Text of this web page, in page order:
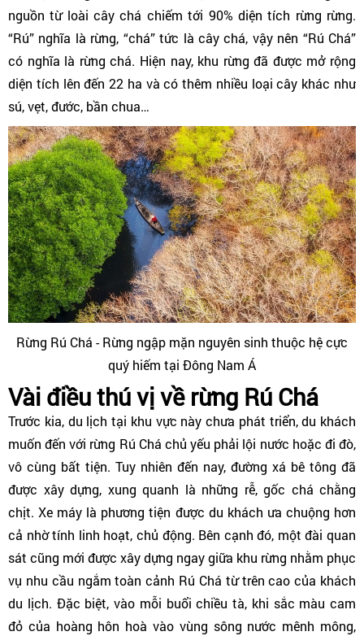
nguồn từ loài cây chá chiếm tới 90% diện tích rừng rừng.
“Rú” nghĩa là rừng, “chá” tức là cây chá, vậy nên “Rú Chá”
có nghĩa là rừng chá. Hiện nay, khu rừng đã được mở rộng
diện tích lên đến 22 ha và có thêm nhiều loại cây khác như
sú, vẹt, đước, bần chua…
Rừng Rú Chá - Rừng ngập mặn nguyên sinh thuộc hệ cực
quý hiếm tại Đông Nam Á
Vài điều thú vị về rừng Rú Chá
Trước kia, du lịch tại khu vực này chưa phát triển, du khách
muốn đến với rừng Rú Chá chủ yếu phải lội nước hoặc đi đò,
vô cùng bất tiện. Tuy nhiên đến nay, đường xá bê tông đã
được xây dựng, xung quanh là những rễ, gốc chá chằng
chịt. Xe máy là phương tiện được du khách ưa chuộng hơn
cả nhờ tính linh hoạt, chủ động. Bên cạnh đó, một đài quan
sát cũng mới được xây dựng ngay giữa khu rừng nhằm phục
vụ nhu cầu ngắm toàn cảnh Rú Chá từ trên cao của khách
du lịch. Đặc biệt, vào mỗi buổi chiều tà, khi sắc màu cam
đỏ của hoàng hôn hoà vào vùng sông nước mênh mông,